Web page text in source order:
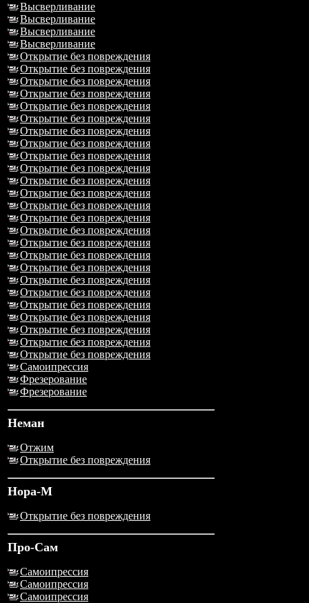
Высверливание
Высверливание
Высверливание
Высверливание
Открытие без повреждения
Открытие без повреждения
Открытие без повреждения
Открытие без повреждения
Открытие без повреждения
Открытие без повреждения
Открытие без повреждения
Открытие без повреждения
Открытие без повреждения
Открытие без повреждения
Открытие без повреждения
Открытие без повреждения
Открытие без повреждения
Открытие без повреждения
Открытие без повреждения
Открытие без повреждения
Открытие без повреждения
Открытие без повреждения
Открытие без повреждения
Открытие без повреждения
Открытие без повреждения
Открытие без повреждения
Открытие без повреждения
Открытие без повреждения
Открытие без повреждения
Самоипрессия
Фрезерование
Фрезерование
Неман
Отжим
Открытие без повреждения
Нора-М
Открытие без повреждения
Про-Сам
Самоипрессия
Самоипрессия
Самоипрессия